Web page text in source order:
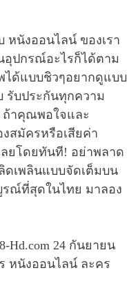
หนังออนไลน์ ของเรา
อุปกรณ์อะไรก็ได้ตาม
ได้แบบชิวๆอยากดูแบบ
รับประกันทุกความ
ถ้าคุณพอใจและ
สมัครหรือเสียค่า
ลยโดยทันที! อย่าพลาด
ดเพลินแบบจัดเต็มบน
รณ์ที่สุดในไทย มาลอง
Hd.com 24 กันยายน
หนังออนไลน์ ละคร